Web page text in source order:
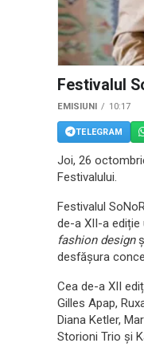
Festivalul
EMISIUNI 10:17
TELEGRAM
Joi, 26
Festivalului.
Festivalul
de-a XII-a ediție
fashion design
desfășura
Cea de-a XII
Gilles Apap,
Diana Ketler,
Storioni Trio și